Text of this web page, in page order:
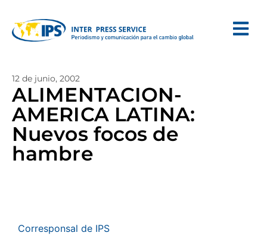
12 de junio, 2002
ALIMENTACION-
AMERICA LATINA:
Nuevos focos de
hambre
Corresponsal de IPS